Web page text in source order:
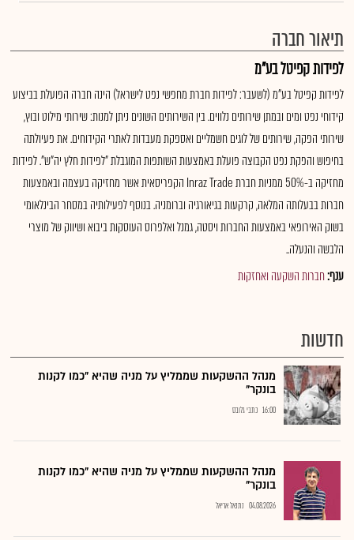
תיאור חברה
לפידות קפיטל בע"מ
לפידות קפיטל בע"מ (לשעבר: לפידות חברת מחפשי נפט לישראל) הינה חברה הפועלת בביצוע
קידוחי נפט ומים ובמתן שירותים נלווים. בין השירותים השונים ניתן למנות: שירותי מילוט ובוץ,
שירותי הפקה, שירותים של לוגים חשמליים ואספקת מעבדות לאתרי הקידוחים. את פעיולתה
בחיפוש והפקת נפט הקבוצה פועלת באמצעות השותפות המוגבלת "לפידות חלץ יה"ש". לפידות
מחזיקה ב-50% ממניות חברת Inraz Trade הקפריסאית אשר מחזיקה בעצמה ובאמצעות
חברות בבעלותה המלאה, קרקעות בגיאורגיה וברומניה. בנוסף לפעילותיה במסחר הבינלאומי
בשוק האירופאי באמצעות החברות ויסטה, גמנל ואלפרוס העוסקות ביבוא ושיווק של מוצרי
הלבשה והנעלה..
ענף:חברות השקעה ואחזקות
חדשות
מנהל ההשקעות שממליץ על מניה שהיא "כמו לקנות
בונקר"
16:00 כתבי גלובס
מנהל ההשקעות שממליץ על מניה שהיא "כמו לקנות
בונקר"
04.08.2026 נתנאל אריאל